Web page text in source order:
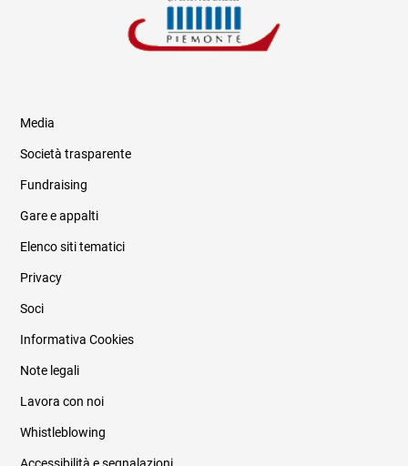
Informazioni legali e trasparenza
Media
Società trasparente
Fundraising
Gare e appalti
Elenco siti tematici
Privacy
Soci
Informativa Cookies
Note legali
Lavora con noi
Whistleblowing